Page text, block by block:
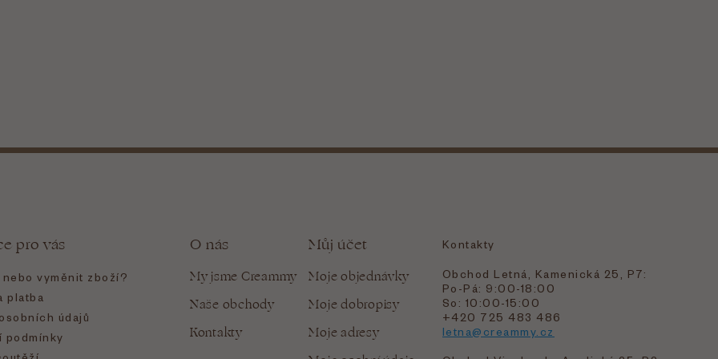
pro vás
vyměnit zboží?
platba
údajů
podmínky
O nás
My jsme Creammy
Naše obchody
Kontakty
Můj účet
Moje objednávky
Moje dobropisy
Moje adresy
Kontakty
Obchod Letná, Kamenická 25, P7:
Po-Pá: 9:00-18:00
So: 10:00-15:00
+420 725 483 486
letna@creammy.cz